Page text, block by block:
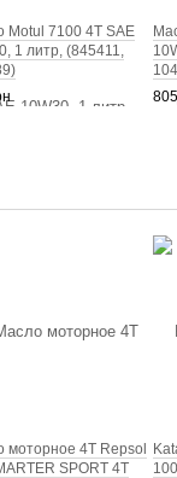
Motul 7100 4T SAE
1 литр, (845411,
моторное 4Т Repsol
SPORT 4T